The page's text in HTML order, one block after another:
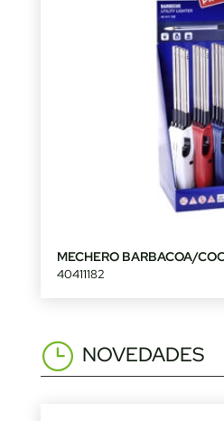
MECHERO BARBACOA/
40411182
NOVEDADES